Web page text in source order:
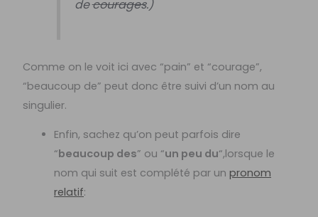
decourages.)
Comme on le voit ici avec “pain” et “courage”,
“beaucoup de” peut donc être suivi d’un nom au
singulier.
Enfin, sachez qu’on peut parfois dire
“beaucoup des” ou “un peu du“,lorsque le
nom qui suit est complété par un pronom
relatif: